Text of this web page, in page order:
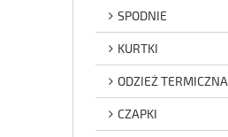
SPODNIE
KURTKI
ODZIEŻ TERMICZNA
CZAPKI